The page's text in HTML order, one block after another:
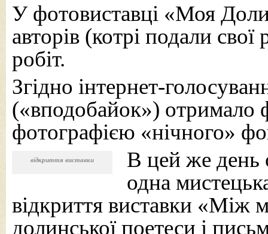
У фотовиставці «Моя
авторів (котрі подали
робіт.
Згідно інтернет-
(«вподобайок»)
фотографією «нічного»
відкриття виставки
В цей же день
одна
відкриття виставки «Між
долинської поетеси і